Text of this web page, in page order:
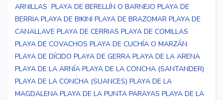
ARNILLAS PLAYA DE BERELLÍN O BARNEJO PLAYA DE
BERRIA PLAYA DE BIKINI PLAYA DE BRAZOMAR PLAYA DE
CANALLAVE PLAYA DE CERRIAS PLAYA DE COMILLAS
PLAYA DE COVACHOS PLAYA DE CUCHÍA O MARZÁN
PLAYA DE DÍCIDO PLAYA DE GERRA PLAYA DE LA ARENA
PLAYA DE LA ARNÍA PLAYA DE LA CONCHA (SANTANDER)
PLAYA DE LA CONCHA (SUANCES) PLAYA DE LA
MAGDALENA PLAYA DE LA PUNTA PARAYAS PLAYA DE LA